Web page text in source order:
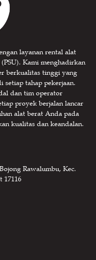
layanan rental alat
Kami menghadirkan
berkualitas tinggi yang
tahap pekerjaan.
dan tim operator
proyek berjalan lancar
alat berat Anda pada
kualitas dan keandalan.
Rawalumbu, Kec.
17116